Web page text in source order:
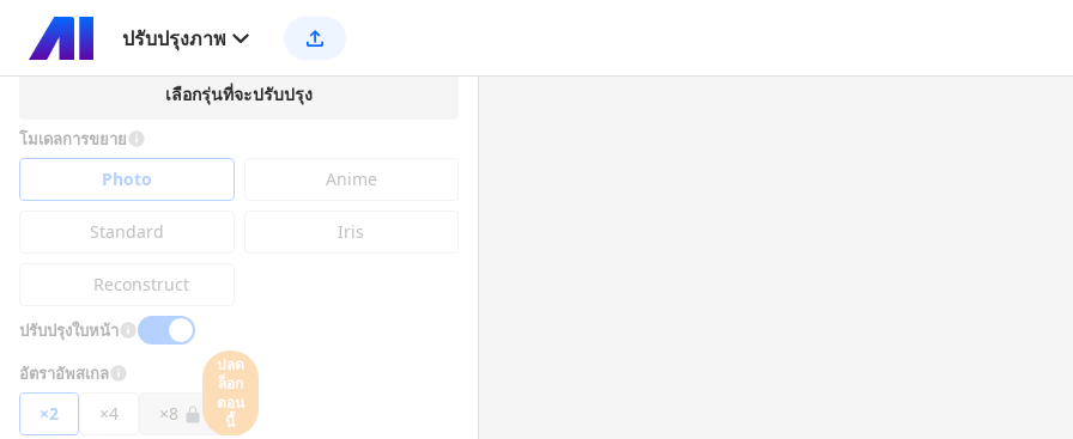
ปรับปรุงภาพ
เลือกรุ่นที่จะปรับปรุง
โมเดลการขยาย
Photo Anime
Standard Iris
Reconstruct
ปรับปรุงใบหน้า
อัตราอัพสเกล
×2 ×4 ×8
ปลด
ล็อก
ตอน
นี้